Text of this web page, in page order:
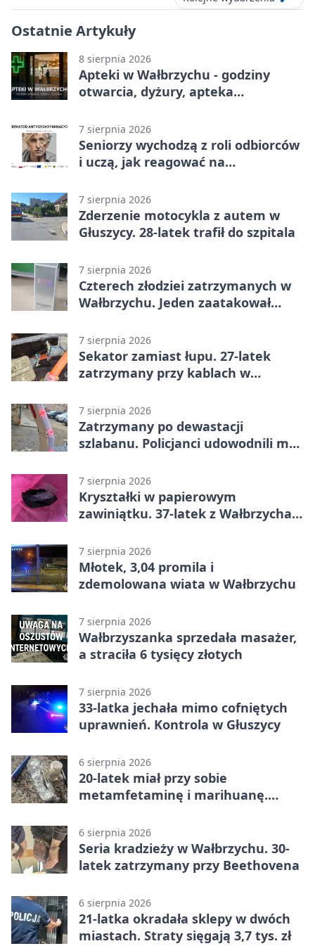
Ostatnie Artykuły
8 sierpnia 2026
Apteki w Wałbrzychu - godziny
otwarcia, dyżury, apteka
7 sierpnia 2026
Seniorzy wychodzą z roli odbiorców
i uczą, jak reagować na
7 sierpnia 2026
Zderzenie motocykla z autem w
Głuszycy. 28-latek trafił do szpitala
7 sierpnia 2026
Czterech złodziei zatrzymanych w
Wałbrzychu. Jeden zaatakował
7 sierpnia 2026
Sekator zamiast łupu. 27-latek
zatrzymany przy kablach w
7 sierpnia 2026
Zatrzymany po dewastacji
szlabanu. Policjanci udowodnili mu
7 sierpnia 2026
Kryształki w papierowym
zawiniątku. 37-latek z Wałbrzycha
7 sierpnia 2026
Młotek, 3,04 promila i
zdemolowana wiata w Wałbrzychu
7 sierpnia 2026
Wałbrzyszanka sprzedała masażer,
a straciła 6 tysięcy złotych
7 sierpnia 2026
33-latka jechała mimo cofniętych
uprawnień. Kontrola w Głuszycy
6 sierpnia 2026
20-latek miał przy sobie
metamfetaminę i marihuanę.
6 sierpnia 2026
Seria kradzieży w Wałbrzychu. 30-
latek zatrzymany przy Beethovena
6 sierpnia 2026
21-latka okradała sklepy w dwóch
miastach. Straty sięgają 3,7 tys. zł